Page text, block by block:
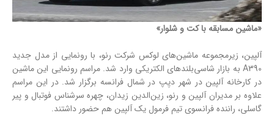
«ماشین مسابقه با کت و شلوار»
آلپین، زیرمجموعه ماشین‌های لوکس شرکت رنو، با رونمایی از مدل جدید
A390 به بازار شاسی‌بلندهای الکتریکی وارد شد. مراسم رونمایی این ماشین
در کارخانه آلپین در شهر دیِپ در شمال فرانسه برگزار شد. در این مراسم
علاوه بر مدیران آلپین و رنو، زین‌الدین زیدان، چهره سرشناس فوتبال و پیر
گاسلی، راننده فرانسوی تیم فرمول یک آلپین هم حضور داشتند.